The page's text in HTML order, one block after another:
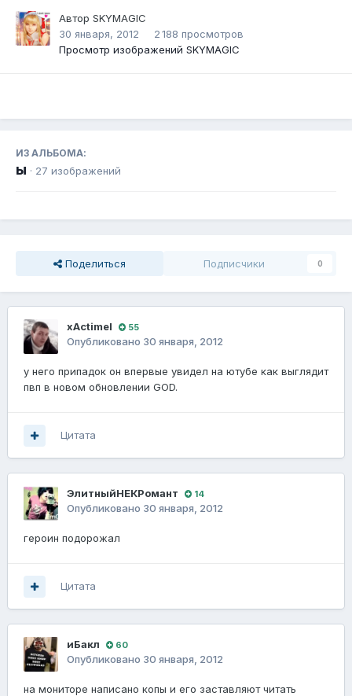
Автор SKYMAGIC
30 января, 2012
2 188 просмотров
Просмотр изображений SKYMAGIC
ИЗ АЛЬБОМА:
ы · 27 изображений
Поделиться Подписчики 0
xActimel 55
Опубликовано 30 января, 2012
у него припадок он впервые увидел на ютубе как выглядит
пвп в новом обновлении GOD.
Цитата
ЭлитныйНЕКРомант 14
Опубликовано 30 января, 2012
героин подорожал
Цитата
иБакл 60
Опубликовано 30 января, 2012
на мониторе написано копы и его заставляют читать